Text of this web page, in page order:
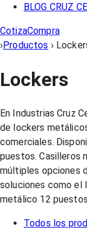
BLOG CRUZ
CotizaCompra
›Productos ›
Lockers
En Industrias Cruz
de lockers
comerciales.
puestos. Casilleros
múltiples opciones
soluciones como el
metálico 12
Todos los